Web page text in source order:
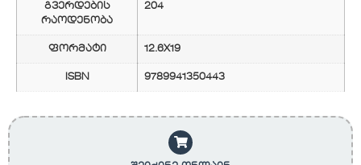
გვერდების
რაოდენობა
204
ფორმატი 12.6X19
ISBN 9789941350443